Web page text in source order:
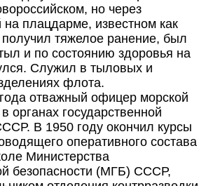
но через
на плацдарме, известном как
тяжелое ранение, был
и по состоянию здоровья на
Служил в тыловых и
флота.
отважный офицер морской
органах государственной
В 1950 году окончил курсы
оперативного состава
Министерства
безопасности (МГБ) СССР,